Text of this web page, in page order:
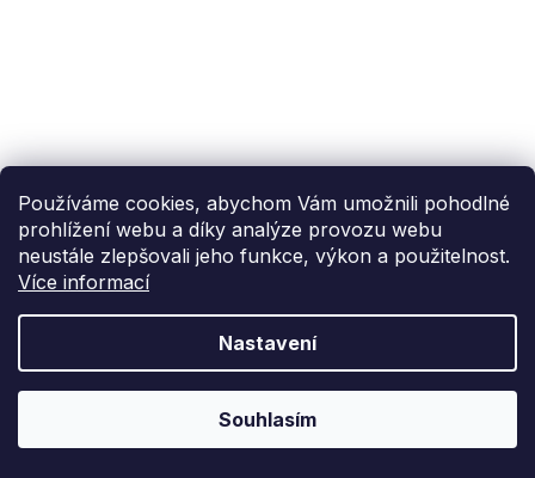
Používáme cookies, abychom Vám umožnili pohodlné
prohlížení webu a díky analýze provozu webu
neustále zlepšovali jeho funkce, výkon a použitelnost.
Více informací
Nastavení
Souhlasím